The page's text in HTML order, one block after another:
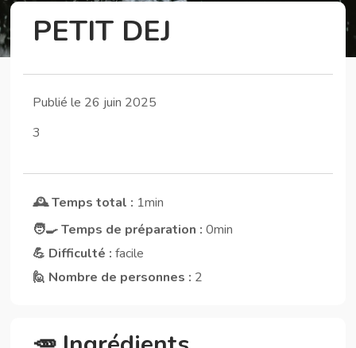
PETIT DEJ
Publié le 26 juin 2025
3
🕰️ Temps total : 1min
🧑‍🍳 Temps de préparation : 0min
💪 Difficulté : facile
🙋 Nombre de personnes : 2